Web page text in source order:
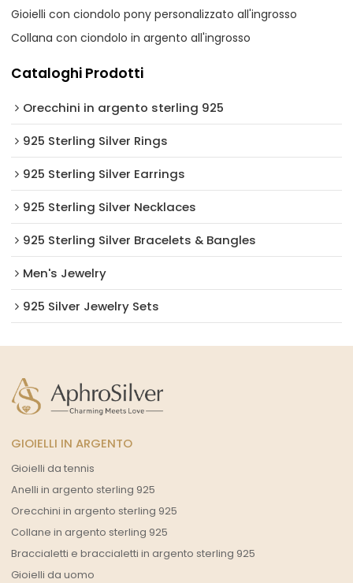
Gioielli con ciondolo pony personalizzato all'ingrosso
Collana con ciondolo in argento all'ingrosso
Cataloghi Prodotti
Orecchini in argento sterling 925
925 Sterling Silver Rings
925 Sterling Silver Earrings
925 Sterling Silver Necklaces
925 Sterling Silver Bracelets & Bangles
Men's Jewelry
925 Silver Jewelry Sets
GIOIELLI IN ARGENTO
Gioielli da tennis
Anelli in argento sterling 925
Orecchini in argento sterling 925
Collane in argento sterling 925
Braccialetti e braccialetti in argento sterling 925
Gioielli da uomo